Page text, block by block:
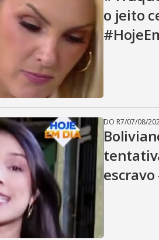
i
d
e
o
o jeito
DO R7/07/08/